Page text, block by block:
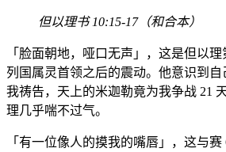
但以理书 10:15-17（和合本）
「脸面朝地，哑口无声」，这是但以
列国属灵首领之后的震动。他意识到自
我祷告，天上的米迦勒竟为我争战 21
理几乎喘不过气。
「有一位像人的摸我的嘴唇」，这与